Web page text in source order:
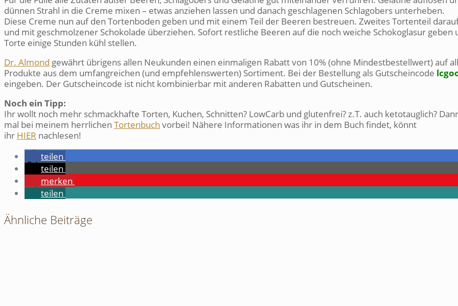
dünnen Strahl in die Creme mixen – etwas anziehen lassen und danach geschlagenen Schlagobers unterheben.
Diese Creme nun auf den Tortenboden geben und mit einem Teil der Beeren bestreuen. Zweites Tortenteil
und mit geschmolzener Schokolade überziehen. Sofort restliche Beeren auf die noch weiche Schokoglasur geben
Torte einige Stunden kühl stellen.
Dr. Almond gewährt übrigens allen Neukunden einen einmaligen Rabatt von 10% (ohne Mindestbestellwert) auf
Produkte aus dem umfangreichen (und empfehlenswerten) Sortiment. Bei der Bestellung als Gutscheincode
eingeben. Der Gutscheincode ist nicht kombinierbar mit anderen Rabatten und Gutscheinen.
Noch ein Tipp:
Ihr wollt noch mehr schmackhafte Torten, Kuchen, Schnitten? LowCarb und glutenfrei? z.T. auch ketotauglich?
mal bei meinem herrlichen Tortenbuch vorbei! Nähere Informationen was ihr in dem Buch findet, könnt
ihr HIER nachlesen!
teilen
teilen
merken
teilen
Ähnliche Beiträge